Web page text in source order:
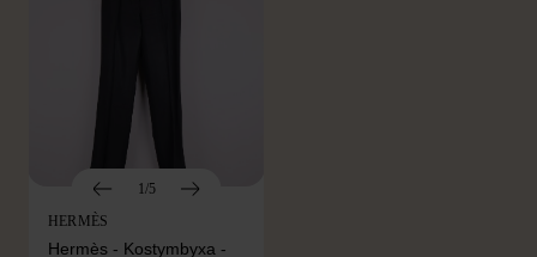
1/5
HERMÈS
Hermès - Kostymbyxa -